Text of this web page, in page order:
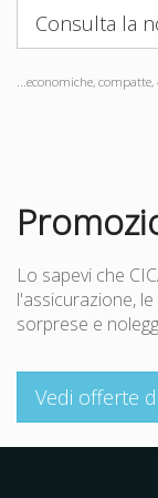
Consulta la
...economiche,
Lo sapevi che
l'assicurazione,
sorprese e
Vedi offerte